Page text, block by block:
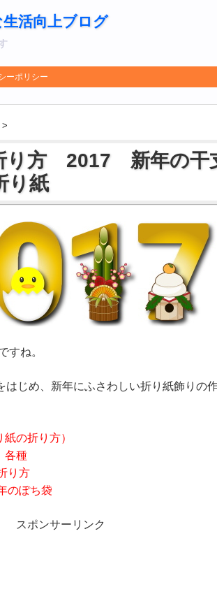
活向上ブログ
ーポリシー
>
方 2017 新年の干
り紙
すね。
じめ、新年にふさわしい折り紙飾りの
の折り方）
各種
り方
ぽち袋
スポンサーリンク